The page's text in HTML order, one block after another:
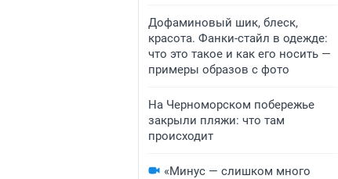
Дофаминовый шик, блеск,
красота. Фанки-стайл в одежде:
что это такое и как его носить —
примеры образов с фото
На Черноморском побережье
закрыли пляжи: что там
происходит
«Минус — слишком много